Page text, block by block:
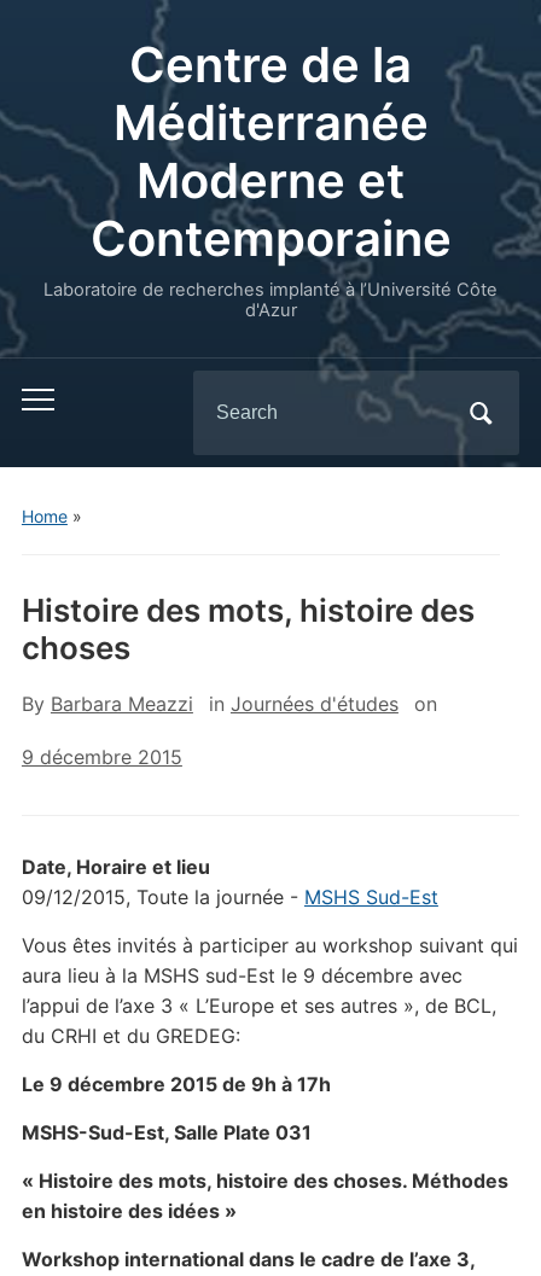
Centre de la
Méditerranée
Moderne et
Contemporaine
Laboratoire de recherches implanté à l’Université Côte
d'Azur
for:
Home»
Histoire des mots, histoire des
choses
By Barbara Meazzi in Journées d'études on
9 décembre 2015
Date, Horaire et lieu
09/12/2015, Toute la journée - MSHS Sud-Est
Vous êtes invités à participer au workshop suivant qui
aura lieu à la MSHS sud-Est le 9 décembre avec
l’appui de l’axe 3 « L’Europe et ses autres », de BCL,
du CRHI et du GREDEG:
Le 9 décembre 2015 de 9h à 17h
MSHS-Sud-Est, Salle Plate 031
« Histoire des mots, histoire des choses. Méthodes
en histoire des idées »
Workshop international dans le cadre de l’axe 3,